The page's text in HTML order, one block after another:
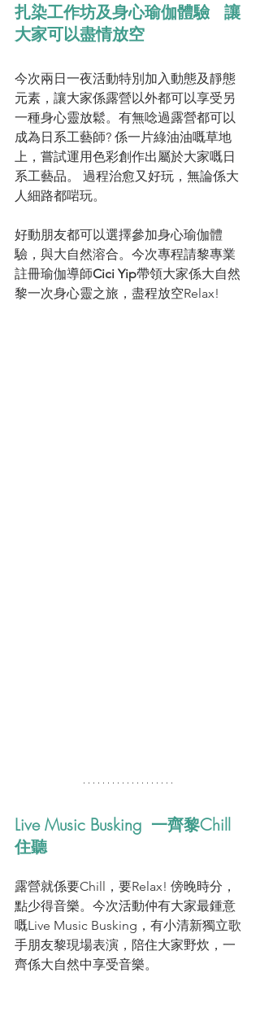
扎染工作坊及身心瑜伽體驗   讓
大家可以盡情放空
今次兩日一夜活動特別加入動態及靜態
元素，讓大家係露營以外都可以享受另
一種身心靈放鬆。有無唸過露營都可以
成為日系工藝師? 係一片綠油油嘅草地
上，嘗試運用色彩創作出屬於大家嘅日
系工藝品。 過程治愈又好玩，無論係大
人細路都啱玩。
好動朋友都可以選擇參加身心瑜伽體
驗，與大自然溶合。今次專程請黎專業
註冊瑜伽導師Cici Yip帶領大家係大自然
黎一次身心靈之旅，盡程放空Relax!
Live Music Busking  一齊黎Chill
住聽
露營就係要Chill，要Relax! 傍晚時分，
點少得音樂。今次活動仲有大家最鍾意
嘅Live Music Busking，有小清新獨立歌
手朋友黎現場表演，陪住大家野炊，一
齊係大自然中享受音樂。